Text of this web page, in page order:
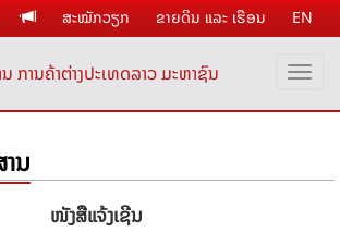
ສະໝັກວຽກ ຂາຍດິນ ແລະ ເຮືອນ EN
ການຄ້າຕ່າງປະເທດລາວ ມະຫາຊົນ
ນ
ໜັງສືແຈ້ງເຊີນ